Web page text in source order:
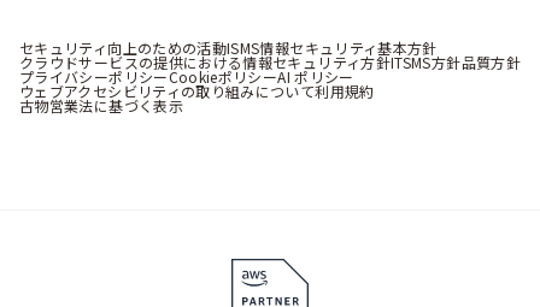
セキュリティ向上のための活動ISMS情報セキュリティ基本方針
クラウドサービスの提供における情報セキュリティ方針ITSMS方針品質方針
プライバシーポリシーCookieポリシーAI ポリシー
ウェブアクセシビリティの取り組みについて利用規約
古物営業法に基づく表示